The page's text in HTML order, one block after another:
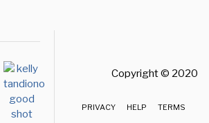
Copyright © 2020 -
PRIVACY HELP TERMS